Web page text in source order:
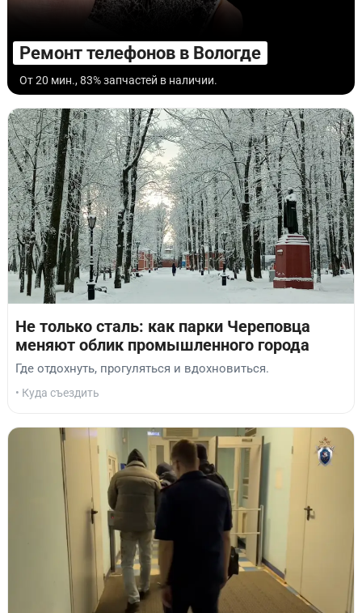
Ремонт телефонов в Вологде
От 20 мин., 83% запчастей в наличии.
Не только сталь: как парки Череповца
меняют облик промышленного города
Где отдохнуть, прогуляться и вдохновиться.
• Куда съездить